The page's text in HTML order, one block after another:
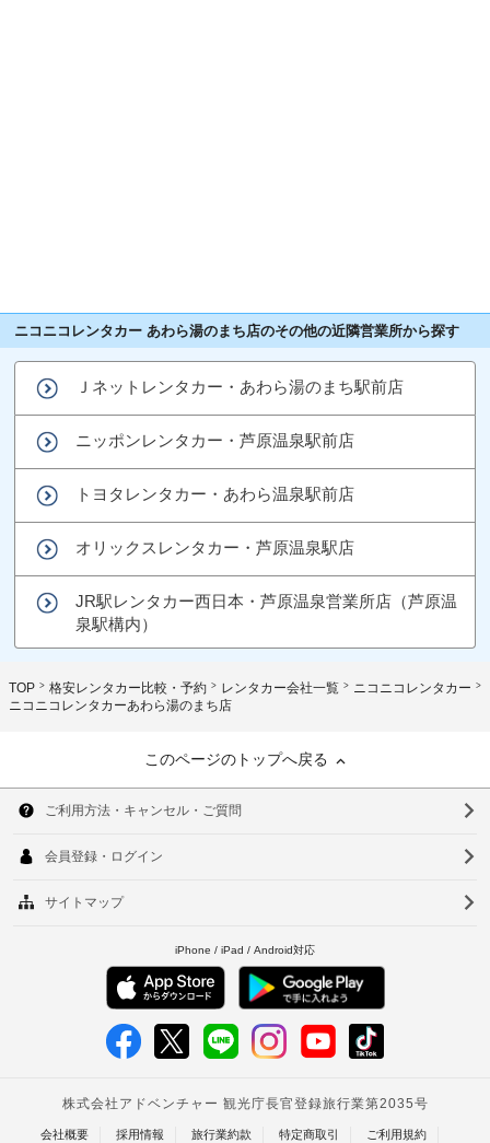
ニコニコレンタカー あわら湯のまち店のその他の近隣営業所から探す
Ｊネットレンタカー・あわら湯のまち駅前店
ニッポンレンタカー・芦原温泉駅前店
トヨタレンタカー・あわら温泉駅前店
オリックスレンタカー・芦原温泉駅店
JR駅レンタカー西日本・芦原温泉営業所店（芦原温
泉駅構内）
TOP 格安レンタカー比較・予約 レンタカー会社一覧
ニコニコレンタカー
ニコニコレンタカーあわら湯のまち店
このページのトップへ戻る